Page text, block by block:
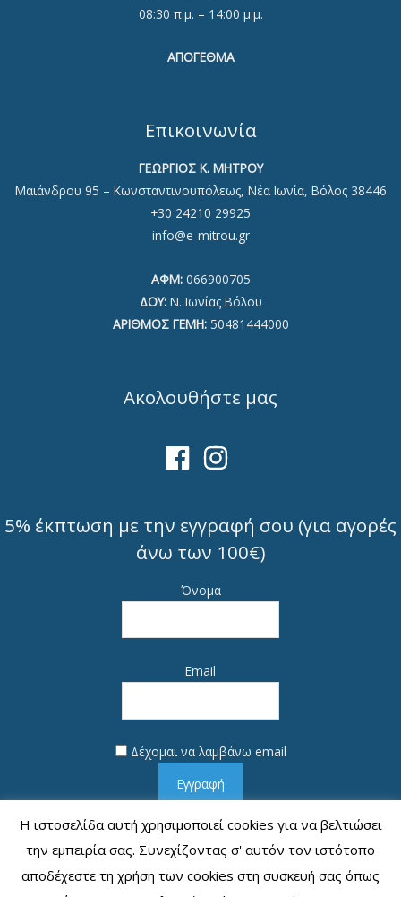
08:30 π.μ. – 14:00 μ.μ.
ΑΠΟΓΕΘΜΑ
Επικοινωνία
ΓΕΩΡΓΙΟΣ Κ. ΜΗΤΡΟΥ
Μαιάνδρου 95 – Κωνσταντινουπόλεως, Νέα Ιωνία, Βόλος 38446
+30 24210 29925
info@e-mitrou.gr
ΑΦΜ: 066900705
ΔΟΥ: Ν. Ιωνίας Βόλου
ΑΡΙΘΜΟΣ ΓΕΜΗ: 50481444000
Ακολουθήστε μας
5% έκπτωση με την εγγραφή σου (για αγορές
άνω των 100€)
Όνομα
Email
Δέχομαι να λαμβάνω email
Εγγραφή
Η ιστοσελίδα αυτή χρησιμοποιεί cookies για να βελτιώσει
την εμπειρία σας. Συνεχίζοντας σ' αυτόν τον ιστότοπο
αποδέχεστε τη χρήση των cookies στη συσκευή σας όπως